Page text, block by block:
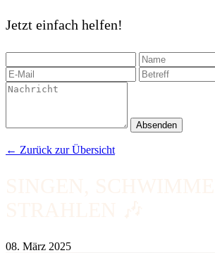
Jetzt einfach helfen!
Absenden
← Zurück zur Übersicht
08. März 2025